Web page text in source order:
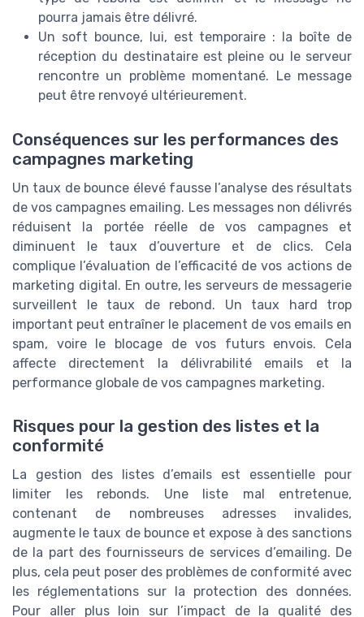
pourra jamais être délivré.
Un soft bounce, lui, est temporaire : la boîte de
réception du destinataire est pleine ou le serveur
rencontre un problème momentané. Le message
peut être renvoyé ultérieurement.
Conséquences sur les performances des
campagnes marketing
Un taux de bounce élevé fausse l’analyse des résultats
de vos campagnes emailing. Les messages non délivrés
réduisent la portée réelle de vos campagnes et
diminuent le taux d’ouverture et de clics. Cela
complique l’évaluation de l’efficacité de vos actions de
marketing digital. En outre, les serveurs de messagerie
surveillent le taux de rebond. Un taux hard trop
important peut entraîner le placement de vos emails en
spam, voire le blocage de vos futurs envois. Cela
affecte directement la délivrabilité emails et la
performance globale de vos campagnes marketing.
Risques pour la gestion des listes et la
conformité
La gestion des listes d’emails est essentielle pour
limiter les rebonds. Une liste mal entretenue,
contenant de nombreuses adresses invalides,
augmente le taux de bounce et expose à des sanctions
de la part des fournisseurs de services d’emailing. De
plus, cela peut poser des problèmes de conformité avec
les réglementations sur la protection des données.
Pour aller plus loin sur l’impact de la qualité des